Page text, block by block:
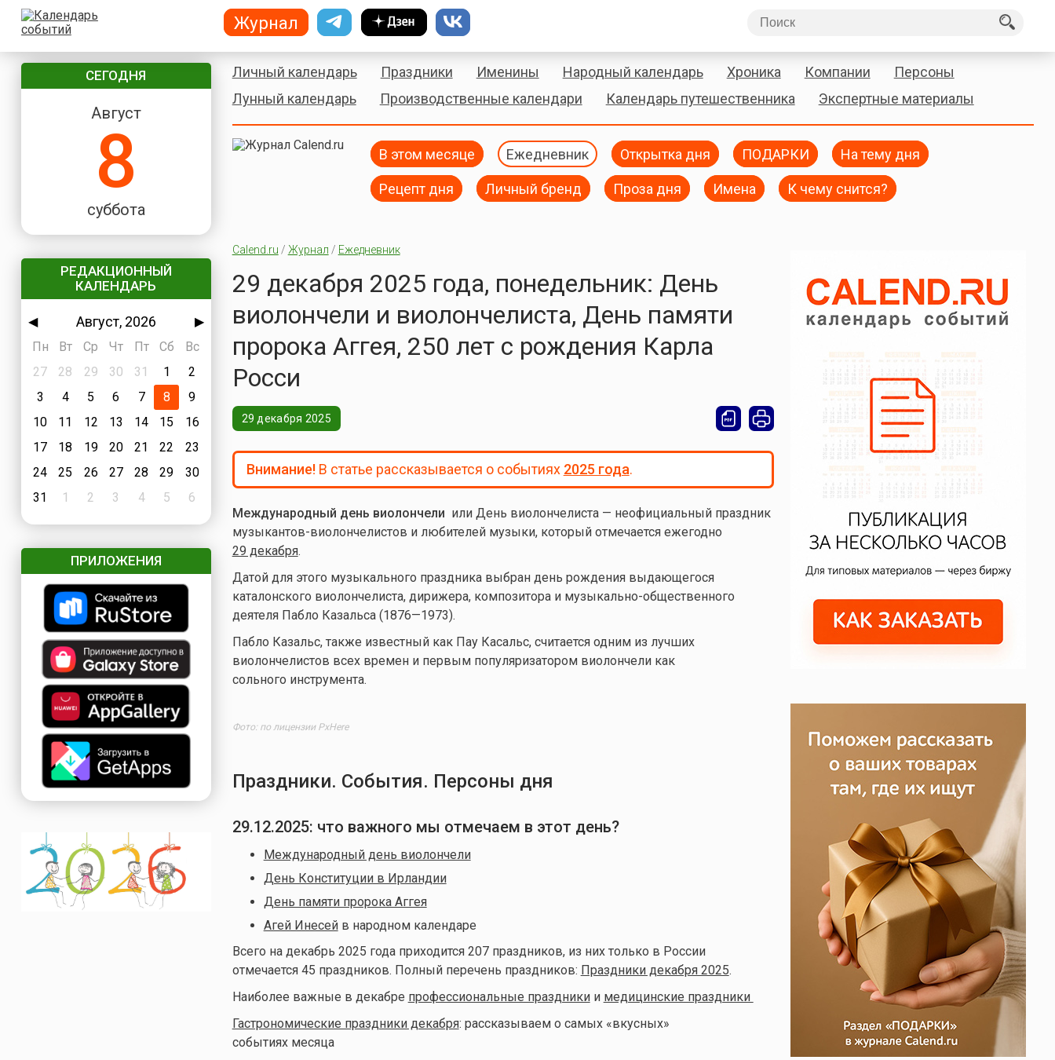
СЕГОДНЯ
Август
8
суббота
РЕДАКЦИОННЫЙ
КАЛЕНДАРЬ
◀ Август, 2026
▶
Пн
Вт Ср Чт Пт Сб
Вс
27
28 29 30 31 1
2
3
4 5 6 7 8
9
10
11 12 13 14 15
16
17
18 19 20 21 22
23
24
25 26 27 28 29
30
31
1 2 3 4 5 6
ПРИЛОЖЕНИЯ
Личный календарь Праздники Именины Народный календарь Хроника Компании
Персоны
Лунный календарь
Производственные календари Календарь путешественника Экспертные материалы
В этом месяце Ежедневник Открытка дня ПОДАРКИ На тему дня
Рецепт дня Личный бренд Проза дня Имена К чему снится?
Calend.ru / Журнал / Ежедневник
29 декабря 2025 года, понедельник: День
виолончели и виолончелиста, День памяти
пророка Аггея, 250 лет с рождения Карла
Росси
29 декабря 2025
Внимание!В статье рассказывается о событиях 2025 года.
Международный день виолончели или День виолончелиста — неофициальный праздник
музыкантов-виолончелистов и любителей музыки, который отмечается ежегодно
29 декабря.
Датой для этого музыкального праздника выбран день рождения выдающегося
каталонского виолончелиста, дирижера, композитора и музыкально-общественного
деятеля Пабло Казальса (1876—1973).
Пабло Казальс, также известный как Пау Касальс, считается одним из лучших
виолончелистов всех времен и первым популяризатором виолончели как
сольного инструмента.
Фото: по лицензии PxHere
Праздники. События. Персоны дня
29.12.2025: что важного мы отмечаем в этот день?
Международный день виолончели
День Конституции в Ирландии
День памяти пророка Аггея
Агей Инесейв народном календаре
Всего на декабрь 2025 года приходится 207 праздников, из них только в России
отмечается 45 праздников. Полный перечень праздников: Праздники декабря 2025.
Наиболее важные в декабре профессиональные праздникии медицинские праздники
Гастрономические праздники декабря: рассказываем о самых «вкусных»
событиях месяца
Журнал